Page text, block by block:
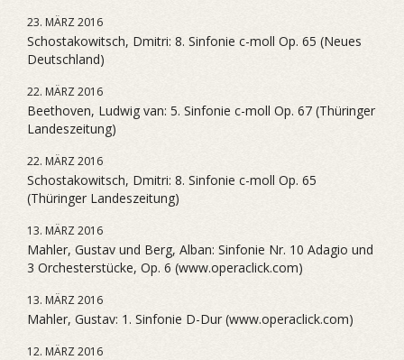
23. MÄRZ 2016
Schostakowitsch, Dmitri: 8. Sinfonie c-moll Op. 65 (Neues
Deutschland)
22. MÄRZ 2016
Beethoven, Ludwig van: 5. Sinfonie c-moll Op. 67 (Thüringer
Landeszeitung)
22. MÄRZ 2016
Schostakowitsch, Dmitri: 8. Sinfonie c-moll Op. 65
(Thüringer Landeszeitung)
13. MÄRZ 2016
Mahler, Gustav und Berg, Alban: Sinfonie Nr. 10 Adagio und
3 Orchesterstücke, Op. 6 (www.operaclick.com)
13. MÄRZ 2016
Mahler, Gustav: 1. Sinfonie D-Dur (www.operaclick.com)
12. MÄRZ 2016